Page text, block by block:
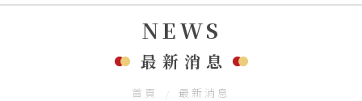
NEWS
最新消息
首頁 最新消息